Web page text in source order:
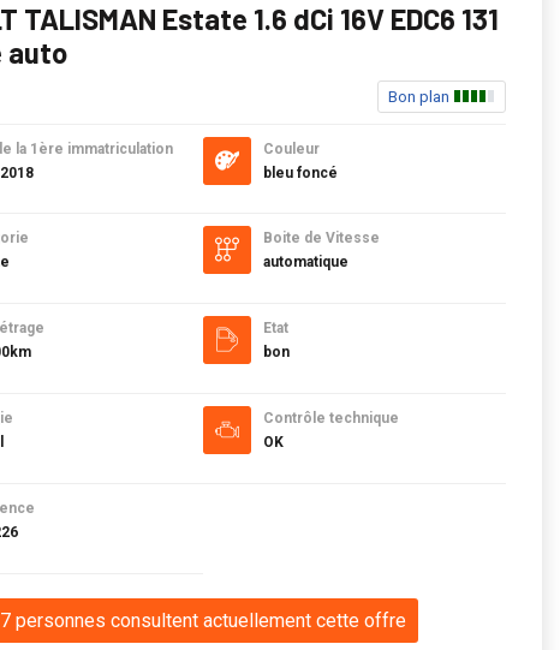
TALISMAN Estate 1.6 dCi 16V EDC6 131
auto
Bon plan
la 1ère immatriculation
Couleur
bleu foncé
Boite de Vitesse
automatique
Etat
bon
Contrôle technique
OK
7 personnes consultent actuellement cette offre